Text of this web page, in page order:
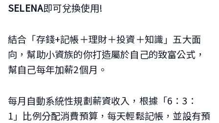
SELENA即可兌換使用!
結合「存錢+記帳＋理財＋投資＋知識」五大面
向，幫助小資族的你打造屬於自己的致富公式，
幫自己每年加薪2個月。
每月自動系統性規劃薪資收入，根據「6：3：
1」比例分配消費預算，每天輕鬆記帳，並設有預